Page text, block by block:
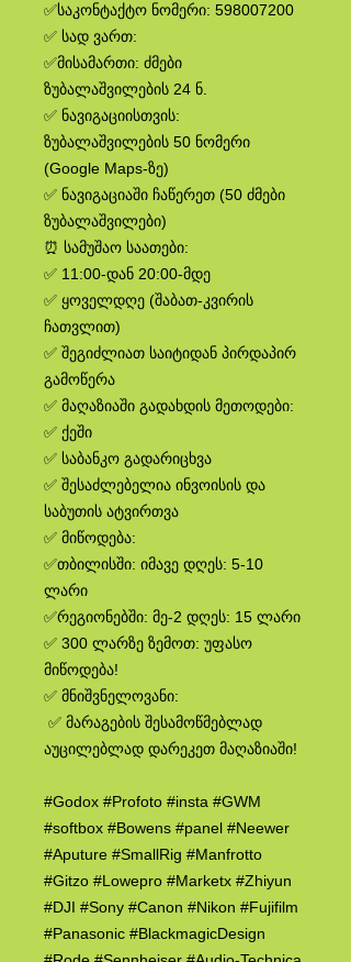
✅საკონტაქტო ნომერი: 598007200
✅ სად ვართ:
✅მისამართი: ძმები
ზუბალაშვილების 24 ნ.
✅ ნავიგაციისთვის:
ზუბალაშვილების 50 ნომერი
(Google Maps-ზე)
✅ ნავიგაციაში ჩაწერეთ (50 ძმები
ზუბალაშვილები)
⏰ სამუშაო საათები:
✅ 11:00-დან 20:00-მდე
✅ ყოველდღე (შაბათ-კვირის
ჩათვლით)
✅ შეგიძლიათ საიტიდან პირდაპირ
გამოწერა
✅ მაღაზიაში გადახდის მეთოდები:
✅ ქეში
✅ საბანკო გადარიცხვა
✅ შესაძლებელია ინვოისის და
საბუთის ატვირთვა
✅ მიწოდება:
✅თბილისში: იმავე დღეს: 5-10
ლარი
✅რეგიონებში: მე-2 დღეს: 15 ლარი
✅ 300 ლარზე ზემოთ: უფასო
მიწოდება!
✅ მნიშვნელოვანი:
✅ მარაგების შესამოწმებლად
აუცილებლად დარეკეთ მაღაზიაში!
#Godox #Profoto #insta #GWM
#softbox #Bowens #panel #Neewer
#Aputure #SmallRig #Manfrotto
#Gitzo #Lowepro #Marketx #Zhiyun
#DJI #Sony #Canon #Nikon #Fujifilm
#Panasonic #BlackmagicDesign